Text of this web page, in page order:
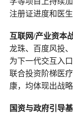
注册证进度和医生
互联网/产业资本
龙珠、百度风投
为下一代交互入
联合投资阶梯医
康，均体现出战略
国资与政府引导